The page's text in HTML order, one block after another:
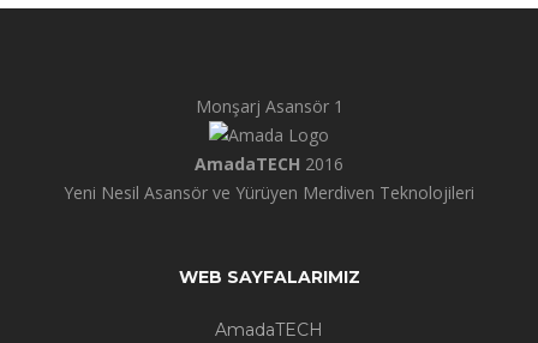
Monşarj Asansör 1
AmadaTECH 2016
Yeni Nesil Asansör ve Yürüyen Merdiven Teknolojileri
WEB SAYFALARIMIZ
AmadaTECH